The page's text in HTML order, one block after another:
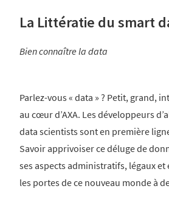
La Littératie du smart
Bien connaître la data
Parlez-vous « data » ? Petit, grand,
au cœur d’AXA. Les développeurs
data scientists sont en première
Savoir apprivoiser ce déluge de
ses aspects administratifs, légaux
les portes de ce nouveau monde à